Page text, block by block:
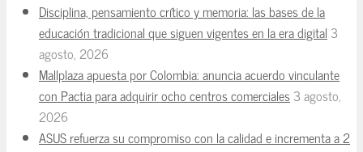
Disciplina, pensamiento crítico y memoria: las bases de la
educación tradicional que siguen vigentes en la era digital 3
agosto, 2026
Mallplaza apuesta por Colombia: anuncia acuerdo vinculante
con Pactia para adquirir ocho centros comerciales3 agosto,
2026
ASUS refuerza su compromiso con la calidad e incrementa a 2